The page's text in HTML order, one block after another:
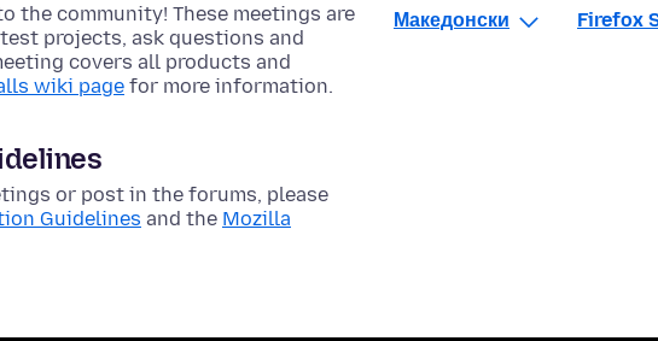
the community! These meetings are
projects, ask questions and
covers all products and
wiki page for more information.
or post in the forums, please
Guidelines and the Mozilla
Македонски Firefox